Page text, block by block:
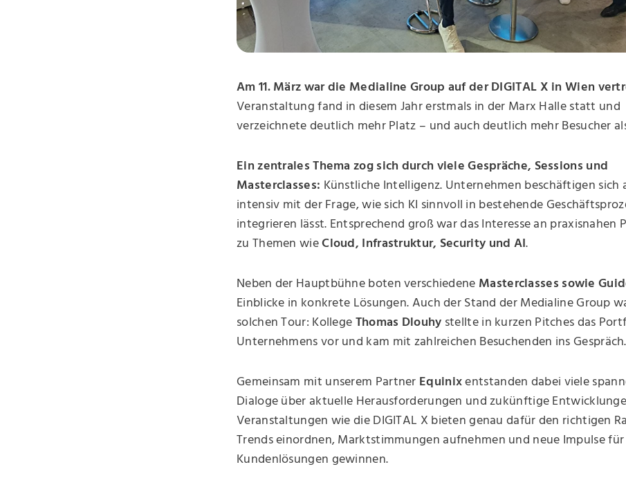
Am 11. März war die Medialine Group auf der DIGITAL X in Wien
Veranstaltung fand in diesem Jahr erstmals in der Marx Halle statt und
verzeichnete deutlich mehr Platz – und auch deutlich mehr Besucher
Ein zentrales Thema zog sich durch viele Gespräche, Sessions und
Masterclasses: Künstliche Intelligenz. Unternehmen beschäftigen sich
intensiv mit der Frage, wie sich KI sinnvoll in bestehende
integrieren lässt. Entsprechend groß war das Interesse an praxisnahen
zu Themen wieCloud, Infrastruktur, Security und AI.
Neben der Hauptbühne boten verschiedene Masterclasses sowie
Einblicke in konkrete Lösungen. Auch der Stand der Medialine Group
solchen Tour: Kollege Thomas Dlouhy stellte in kurzen Pitches das
Unternehmens vor und kam mit zahlreichen Besuchenden ins Gespräch.
Gemeinsam mit unserem Partner Equinix entstanden dabei viele
Dialoge über aktuelle Herausforderungen und zukünftige
Veranstaltungen wie die DIGITAL X bieten genau dafür den richtigen
Trends einordnen, Marktstimmungen aufnehmen und neue Impulse für
Kundenlösungen gewinnen.